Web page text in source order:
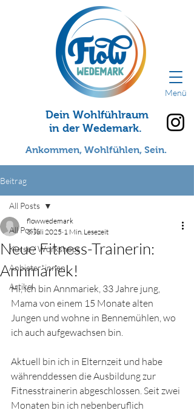
Ankommen, Wohlfühlen, Sein.
Dein Wohlfühlraum
in der Wedemark.
Menü
Beitrag
All Posts
Kurse / Workshops
Anbieter*innen
Artikel
All Posts
Neue Fitness-Trainerin:
Annmariek!
flowwedemark
3. Juli 2025 1 Min. Lesezeit
Hi, ich bin Annmariek, 33 Jahre jung,
Mama von einem 15 Monate alten
Jungen und wohne in Bennemühlen, wo
ich auch aufgewachsen bin.
Aktuell bin ich in Elternzeit und habe
währenddessen die Ausbildung zur
Fitnesstrainerin abgeschlossen. Seit zwei
Monaten bin ich nebenberuflich